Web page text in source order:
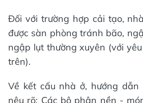
Đối với trường hợp cải tạo,
được sàn phòng tránh bão,
ngập lụt thường xuyên (với
trên).
Về kết cấu nhà ở, hướng dẫn
nêu rõ: Các bộ phận nền -